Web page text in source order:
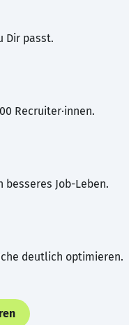
Dir passt.
Recruiter·innen.
Job-Leben.
deutlich optimieren.